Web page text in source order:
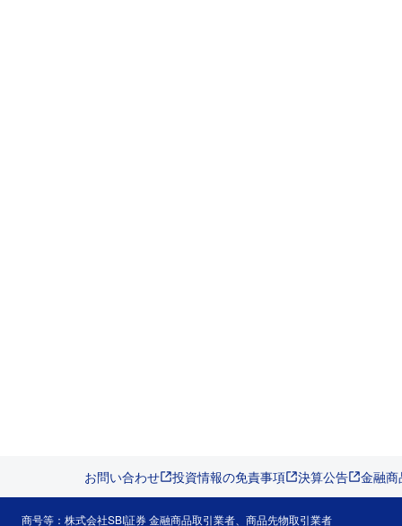
お問い合わせ 投資情報の免責事項 決算公告 金融
商号等：株式会社SBI証券 金融商品取引業者、商品先物取引業者